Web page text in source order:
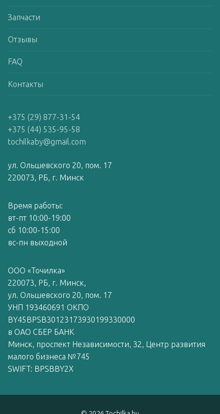
Запчасти
Отзывы
FAQ
Контакты
+375 (29) 877-31-54
+375 (44) 535-95-58
tochilkaby@gmail.com
ул. Ольшевского 20, пом. 17
220073, РБ, г. Минск
Время работы:
вт-пт 10:00-19:00
сб 10:00-15:00
вс-пн выходной
ООО «Точилка»
220073, РБ, г. Минск,
ул. Ольшевского 20, пом. 17
УНП 193460691 ОКПО
BY45BPSB30123173930199330000
в ОАО СБЕР БАНК
Минск, проспект Независимости, 32, Центр развития
малого бизнеса №745
SWIFT: BPSBBY2X